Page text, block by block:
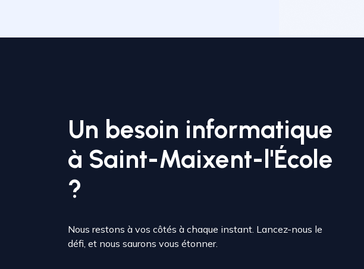
Un besoin informatique
à Saint-Maixent-l'École
?
Nous restons à vos côtés à chaque instant. Lancez-nous le
défi, et nous saurons vous étonner.